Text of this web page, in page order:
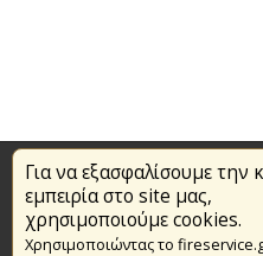
Για να εξασφαλίσουμε την
εμπειρία στο site μας,
χρησιμοποιούμε cookies.
Χρησιμοποιώντας το
Επικαιρότητα
Το Πυροσβεστικό Σώμα